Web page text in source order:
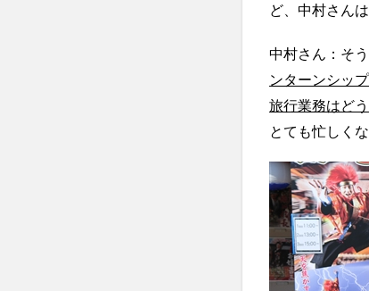
ど、中村さん
中村さん：そ
ンターンシッ
旅行業務はど
とても忙しく